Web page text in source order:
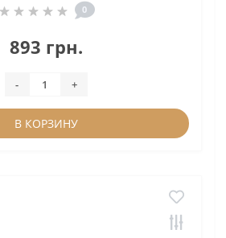
0
893 грн.
- +
В КОРЗИНУ